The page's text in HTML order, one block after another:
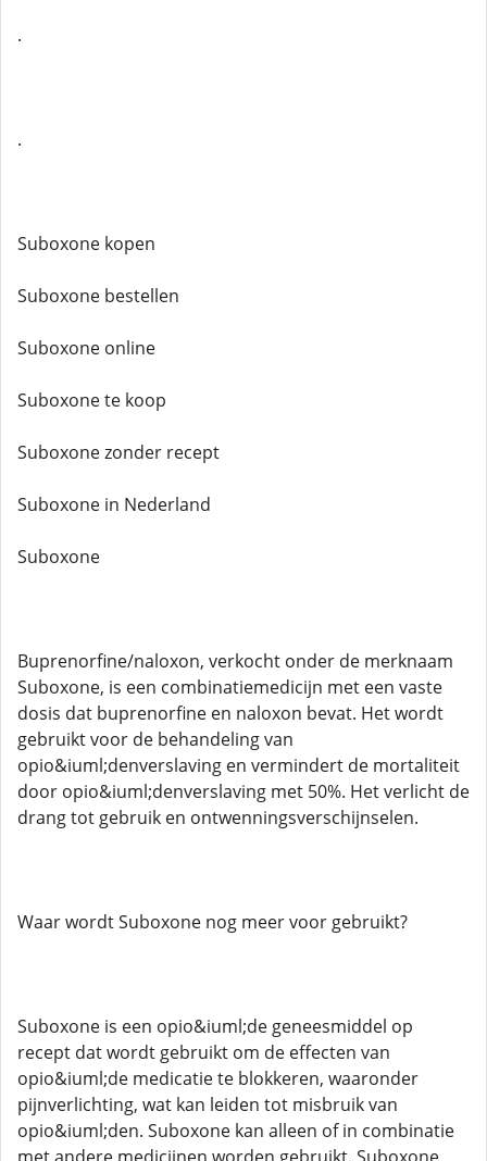
.
.
Suboxone kopen
Suboxone bestellen
Suboxone online
Suboxone te koop
Suboxone zonder recept
Suboxone in Nederland
Suboxone
Buprenorfine/naloxon, verkocht onder de merknaam
Suboxone, is een combinatiemedicijn met een vaste
dosis dat buprenorfine en naloxon bevat. Het wordt
gebruikt voor de behandeling van
opio&iuml;denverslaving en vermindert de mortaliteit
door opio&iuml;denverslaving met 50%. Het verlicht de
drang tot gebruik en ontwenningsverschijnselen.
Waar wordt Suboxone nog meer voor gebruikt?
Suboxone is een opio&iuml;de geneesmiddel op
recept dat wordt gebruikt om de effecten van
opio&iuml;de medicatie te blokkeren, waaronder
pijnverlichting, wat kan leiden tot misbruik van
opio&iuml;den. Suboxone kan alleen of in combinatie